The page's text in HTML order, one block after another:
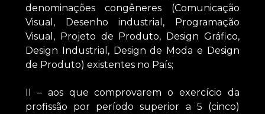
denominações congêneres (Comunicação
Visual, Desenho industrial, Programação
Visual, Projeto de Produto, Design Gráfico,
Design Industrial, Design de Moda e Design
de Produto) existentes no País;
II – aos que comprovarem o exercício da
profissão por período superior a 5 (cinco)